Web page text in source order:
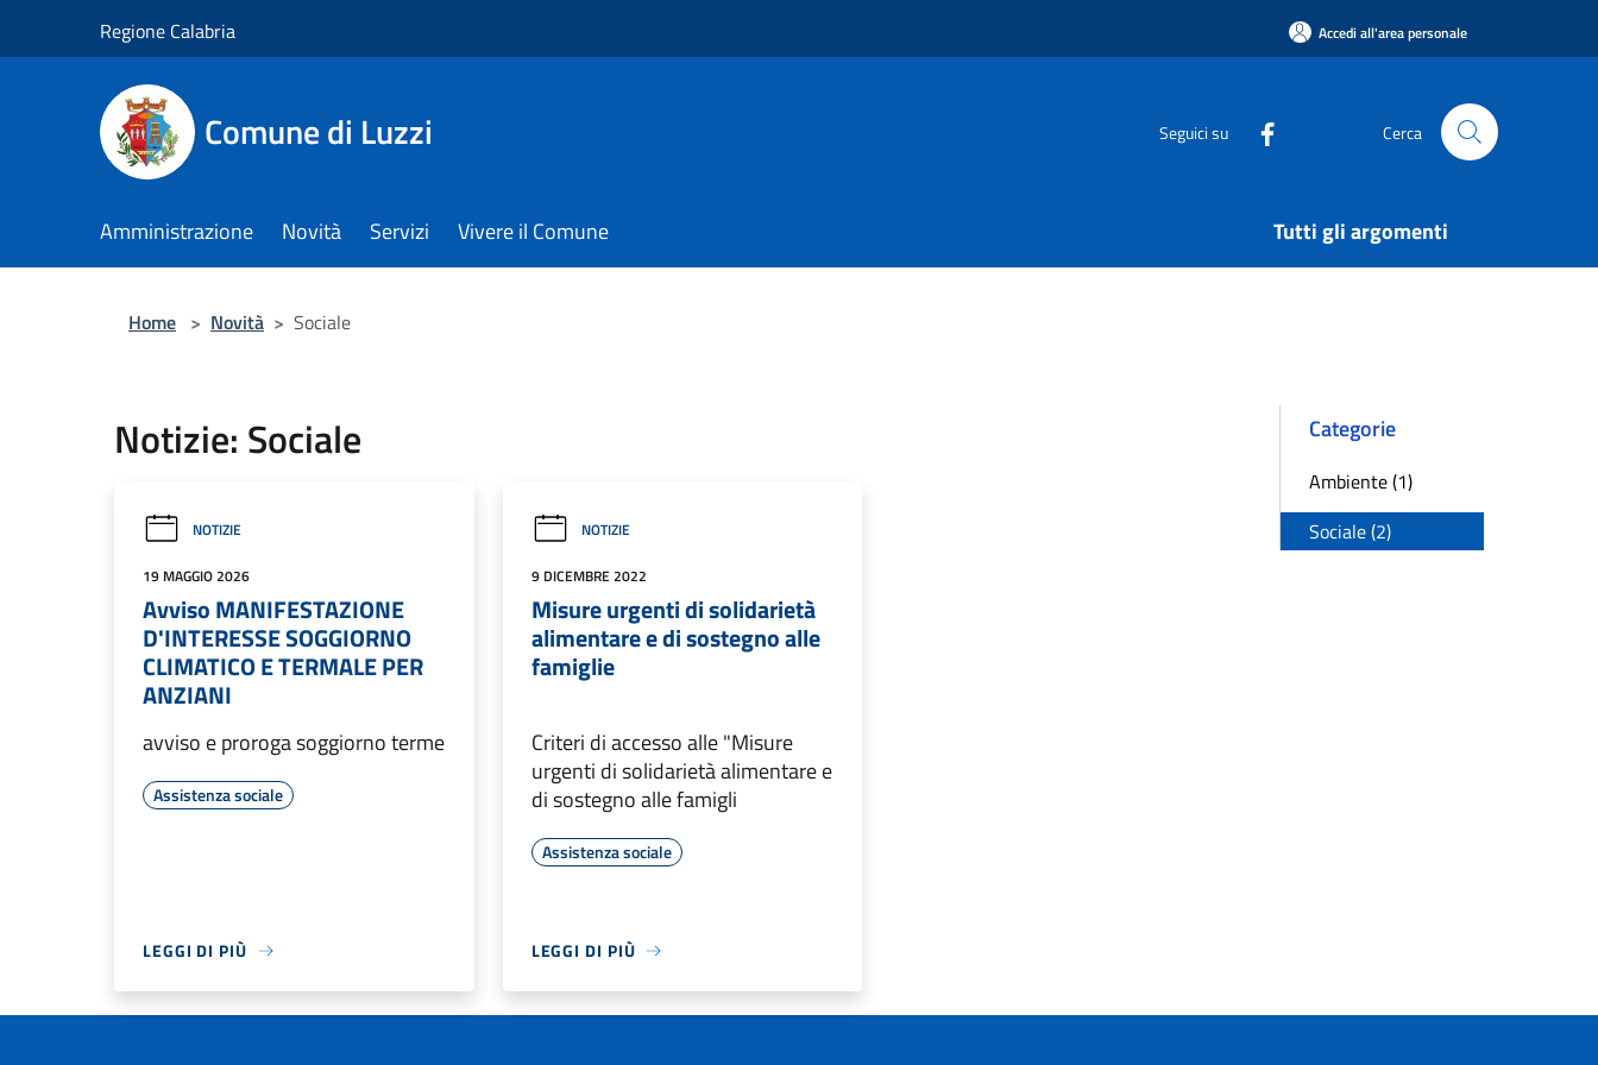
Regione Calabria Accedi all'area personale
Comune di Luzzi Seguici su Cerca
Amministrazione Novità Servizi Vivere il Comune Tutti gli argomenti
Home > Novità > Sociale
Notizie: Sociale
NOTIZIE
19 MAGGIO 2026
Avviso MANIFESTAZIONE
D'INTERESSE SOGGIORNO
CLIMATICO E TERMALE PER
ANZIANI
avviso e proroga soggiorno terme
Assistenza sociale
LEGGI DI PIÙ
NOTIZIE
9 DICEMBRE 2022
Misure urgenti di solidarietà
alimentare e di sostegno alle
famiglie
Criteri di accesso alle "Misure
urgenti di solidarietà alimentare e
di sostegno alle famigli
Assistenza sociale
LEGGI DI PIÙ
Categorie
Ambiente (1)
Sociale (2)